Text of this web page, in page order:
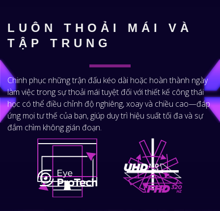
LUÔN THOẢI MÁI VÀ
TẬP TRUNG
Chinh phục những trận đấu kéo dài hoặc hoàn thành ngày
làm việc trong sự thoải mái tuyệt đối với thiết kế công thái
học có thể điều chỉnh độ nghiêng, xoay và chiều cao—đáp
ứng mọi tư thế của bạn, giúp duy trì hiệu suất tối đa và sự
đắm chìm không gián đoạn.